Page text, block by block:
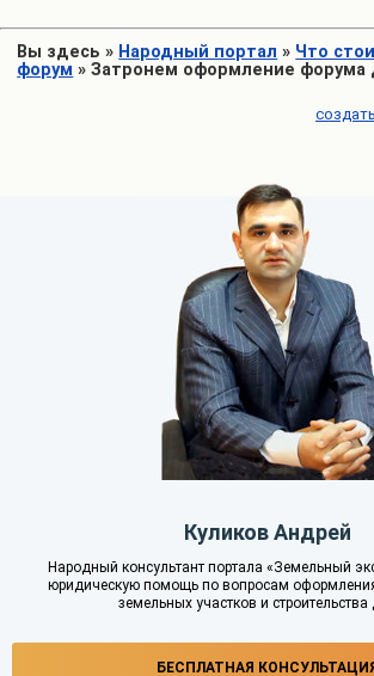
Вы здесь » Народный портал » Что
форум »Затронем оформление форума
Куликов Андрей
Народный консультант портала «Земельный
юридическую помощь по вопросам
земельных участков и
БЕСПЛАТНАЯ